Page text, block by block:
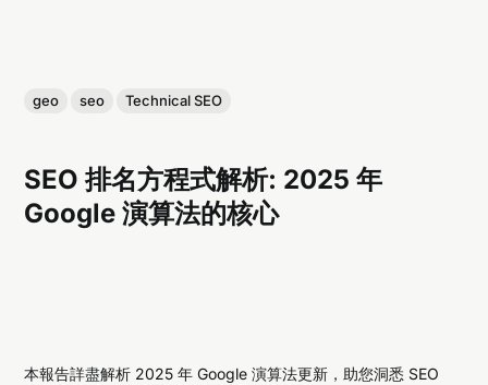
geo seo Technical SEO
SEO 排名方程式解析: 2025 年
Google 演算法的核心
本報告詳盡解析 2025 年 Google 演算法更新，助您洞悉 SEO